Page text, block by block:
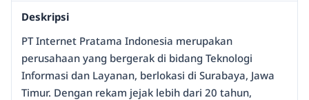
Deskripsi
PT Internet Pratama Indonesia merupakan
perusahaan yang bergerak di bidang Teknologi
Informasi dan Layanan, berlokasi di Surabaya, Jawa
Timur. Dengan rekam jejak lebih dari 20 tahun,